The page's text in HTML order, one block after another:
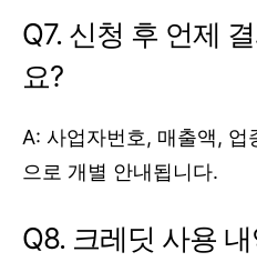
Q7. 신청 후 언제
요?
A: 사업자번호, 매출액, 업
으로 개별 안내됩니다.
Q8. 크레딧 사용